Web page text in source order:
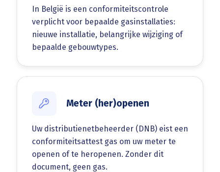
In België is een conformiteitscontrole
verplicht voor bepaalde gasinstallaties:
nieuwe installatie, belangrijke wijziging of
bepaalde gebouwtypes.
Meter (her)openen
Uw distributienetbeheerder (DNB) eist een
conformiteitsattest gas om uw meter te
openen of te heropenen. Zonder dit
document, geen gas.